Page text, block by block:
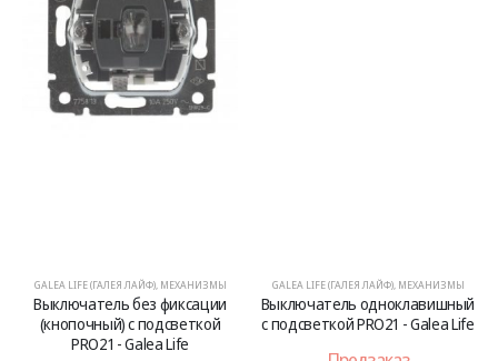
GALEA LIFE (ГАЛЕЯ ЛАЙФ), МЕХАНИЗМЫ
Выключатель без фиксации
(кнопочный) с подсветкой
PRO21 - Galea Life
GALEA LIFE (ГАЛЕЯ ЛАЙФ), МЕХАНИЗМЫ
Выключатель одноклавишный
с подсветкой PRO21 - Galea Life